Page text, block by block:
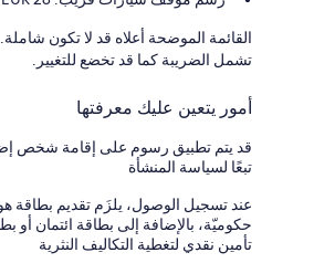
القائمة الموضحة أعلاه قد لا تكون
تشمل الضريبة كما قد تخضع للتغيير.
أمور يتعين عليك معرفتها
قد يتم تطبيق رسوم على إقامة شخص
تبعًا لسياسة المنشأة
عند تسجيل الوصول، يلزَم تقديم
حكوميّة، بالإضافة إلى بطاقة ائتمان
تأمين نقدي لتغطية التكاليف النثرية